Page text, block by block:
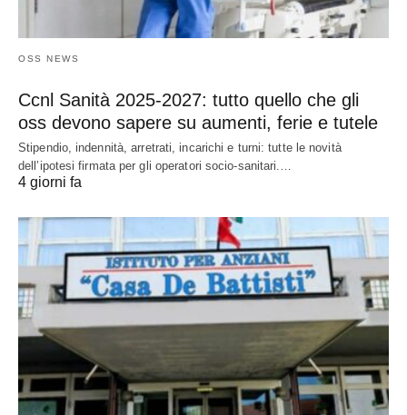
OSS NEWS
Ccnl Sanità 2025-2027: tutto quello che gli
oss devono sapere su aumenti, ferie e tutele
Stipendio, indennità, arretrati, incarichi e turni: tutte le novità
dell’ipotesi firmata per gli operatori socio-sanitari.…
4 giorni fa